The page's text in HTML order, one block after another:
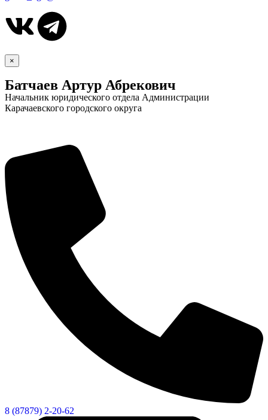
×
Батчаев Артур Абрекович
Начальник юридического отдела Администрации
Карачаевского городского округа
8 (87879) 2-20-62